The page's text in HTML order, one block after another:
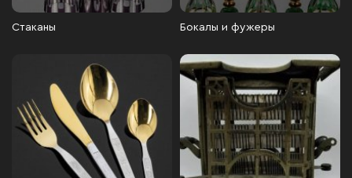
Стаканы Бокалы и фужеры